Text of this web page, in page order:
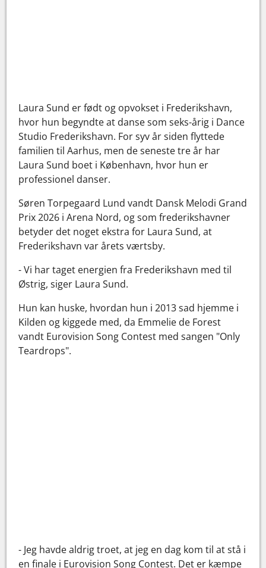
Laura Sund er født og opvokset i Frederikshavn,
hvor hun begyndte at danse som seks-årig i Dance
Studio Frederikshavn. For syv år siden flyttede
familien til Aarhus, men de seneste tre år har
Laura Sund boet i København, hvor hun er
professionel danser.
Søren Torpegaard Lund vandt Dansk Melodi Grand
Prix 2026 i Arena Nord, og som frederikshavner
betyder det noget ekstra for Laura Sund, at
Frederikshavn var årets værtsby.
- Vi har taget energien fra Frederikshavn med til
Østrig, siger Laura Sund.
Hun kan huske, hvordan hun i 2013 sad hjemme i
Kilden og kiggede med, da Emmelie de Forest
vandt Eurovision Song Contest med sangen "Only
Teardrops".
- Jeg havde aldrig troet, at jeg en dag kom til at stå i
en finale i Eurovision Song Contest. Det er kæmpe